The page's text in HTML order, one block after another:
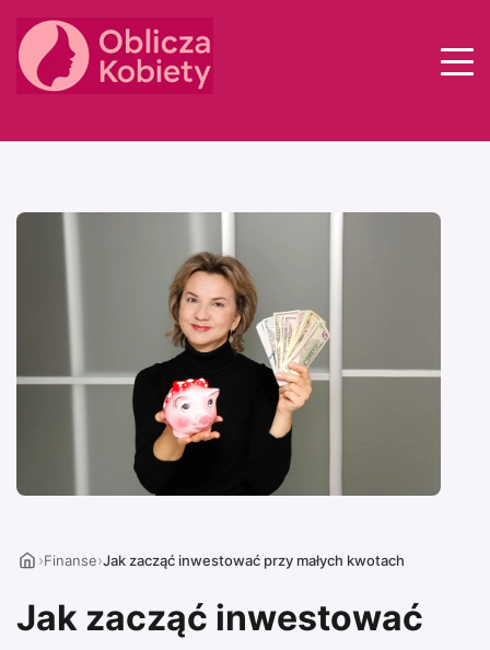
Styl
Relacje
›Finanse›Jak zacząć inwestować przy małych kwotach
Jak zacząć inwestować